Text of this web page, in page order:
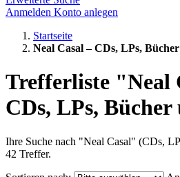
Anmelden Konto anlegen
Startseite
Neal Casal – CDs, LPs,
Trefferliste "Neal
CDs, LPs,
Ihre Suche nach "Neal Casal" (CDs,
42 Treffer.